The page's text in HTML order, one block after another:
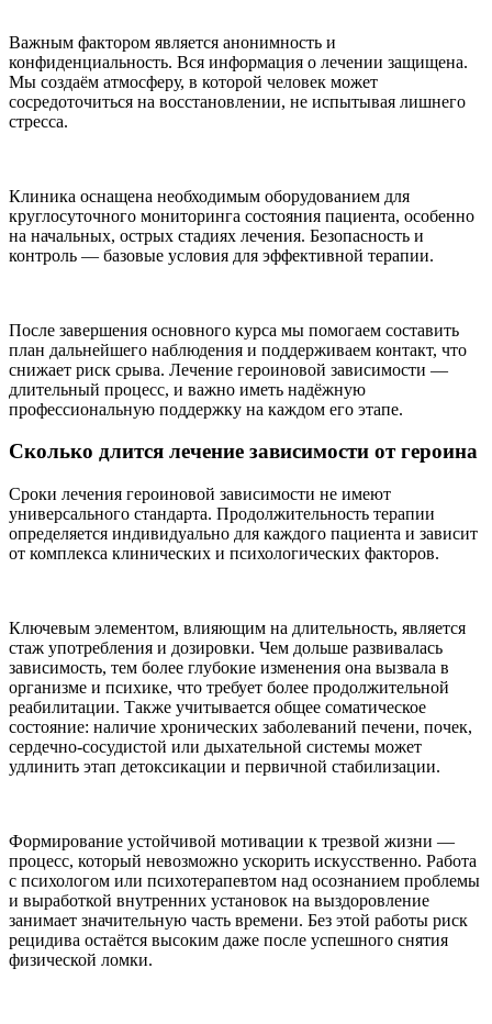
Важным фактором является анонимность и
конфиденциальность. Вся информация о лечении защищена.
Мы создаём атмосферу, в которой человек может
сосредоточиться на восстановлении, не испытывая лишнего
стресса.
Клиника оснащена необходимым оборудованием для
круглосуточного мониторинга состояния пациента, особенно
на начальных, острых стадиях лечения. Безопасность и
контроль — базовые условия для эффективной терапии.
После завершения основного курса мы помогаем составить
план дальнейшего наблюдения и поддерживаем контакт, что
снижает риск срыва. Лечение героиновой зависимости —
длительный процесс, и важно иметь надёжную
профессиональную поддержку на каждом его этапе.
Сколько длится лечение зависимости от героина
Сроки лечения героиновой зависимости не имеют
универсального стандарта. Продолжительность терапии
определяется индивидуально для каждого пациента и зависит
от комплекса клинических и психологических факторов.
Ключевым элементом, влияющим на длительность, является
стаж употребления и дозировки. Чем дольше развивалась
зависимость, тем более глубокие изменения она вызвала в
организме и психике, что требует более продолжительной
реабилитации. Также учитывается общее соматическое
состояние: наличие хронических заболеваний печени, почек,
сердечно-сосудистой или дыхательной системы может
удлинить этап детоксикации и первичной стабилизации.
Формирование устойчивой мотивации к трезвой жизни —
процесс, который невозможно ускорить искусственно. Работа
с психологом или психотерапевтом над осознанием проблемы
и выработкой внутренних установок на выздоровление
занимает значительную часть времени. Без этой работы риск
рецидива остаётся высоким даже после успешного снятия
физической ломки.